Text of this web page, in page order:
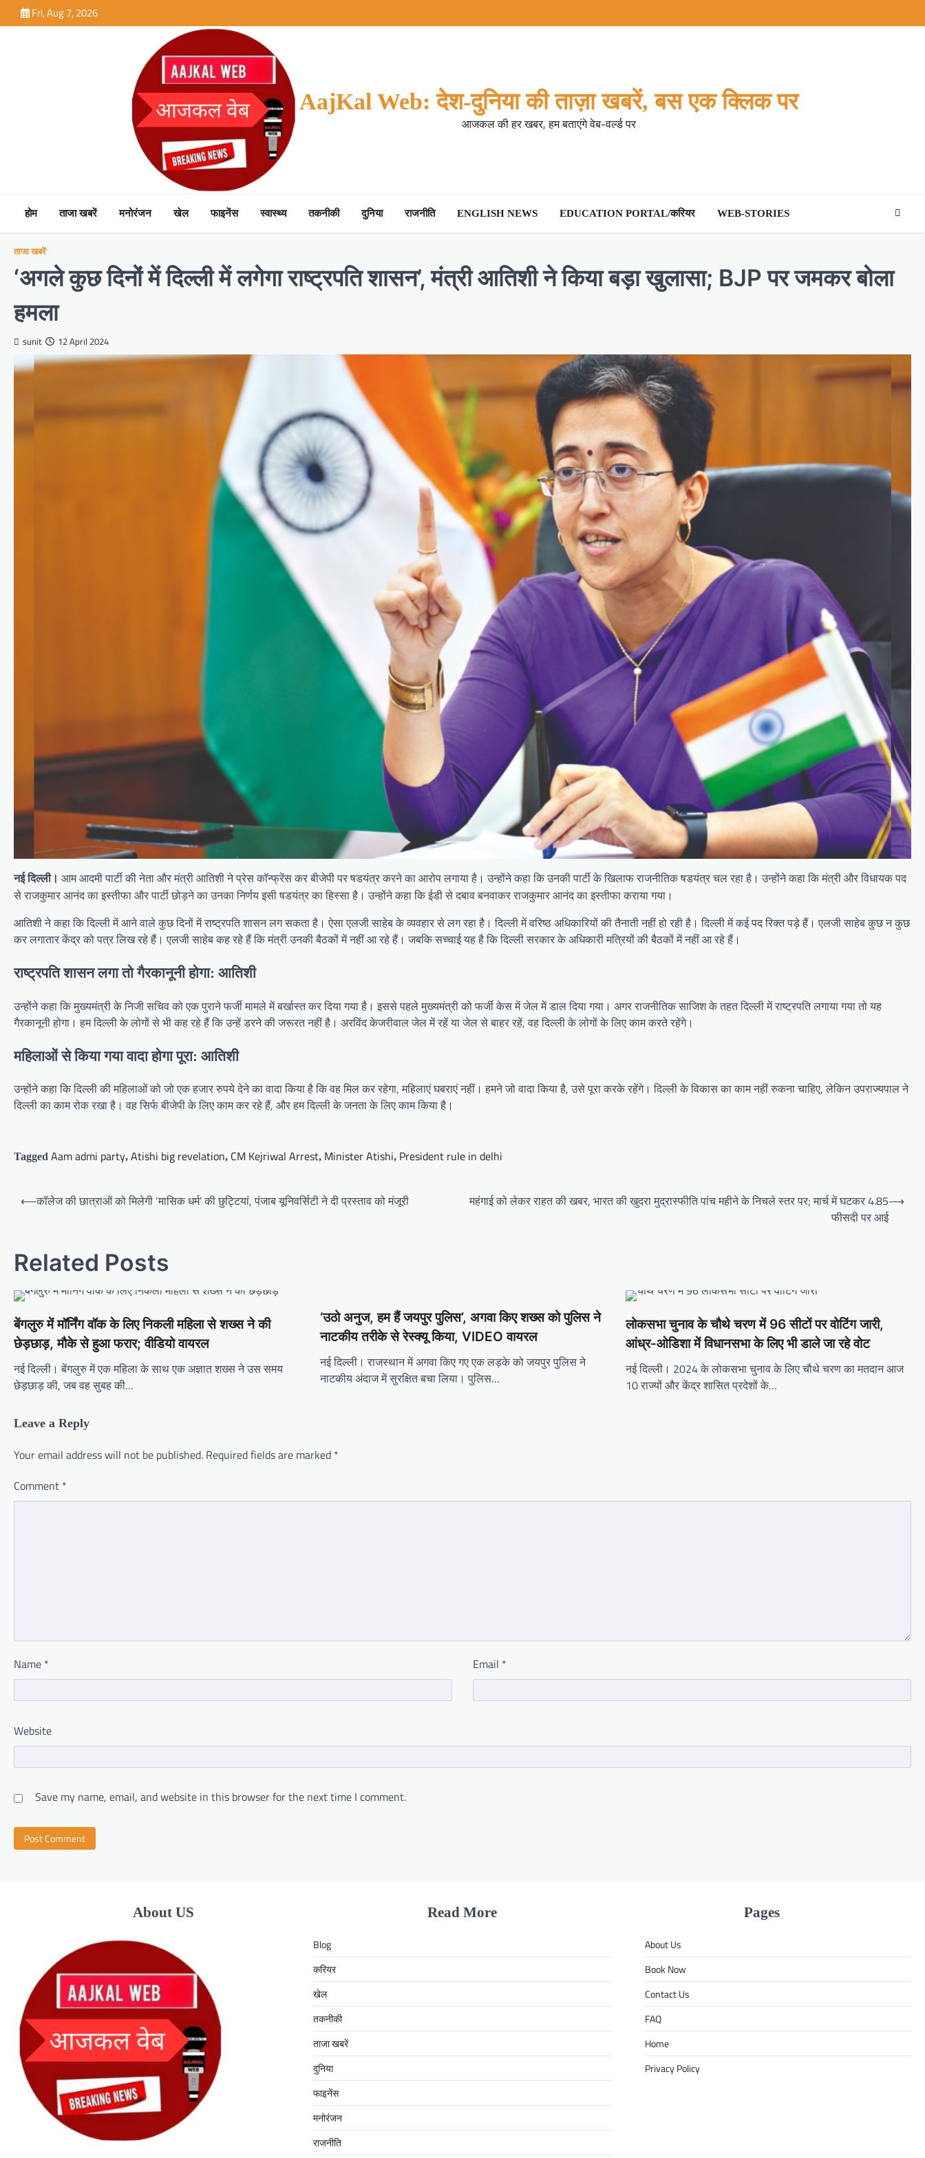
to
Fri, Aug 7, 2026
AajKal Web: देश-दुनिया की ताज़ा खबरें, बस एक क्लिक पर
आजकल की हर खबर, हम बताएंगे वेब-वर्ल्ड पर
होम ताजा खबरें मनोरंजन खेल फाइनेंस स्वास्थ्य तकनीकी दुनिया राजनीति ENGLISH NEWS EDUCATION PORTAL/करियर WEB-STORIES
ताजा खबरें
‘अगले कुछ दिनों में दिल्ली में लगेगा राष्ट्रपति शासन’, मंत्री आतिशी ने किया बड़ा खुलासा; BJP पर जमकर बोला
हमला
sunit 12 April 2024
नई दिल्ली। आम आदमी पार्टी की नेता और मंत्री आतिशी ने प्रेस कॉन्फ्रेंस कर बीजेपी पर षडयंत्र करने का आरोप लगाया है। उन्होंने कहा कि उनकी पार्टी के खिलाफ राजनीतिक षडयंत्र चल रहा है। उन्होंने कहा कि मंत्री और विधायक पद
से राजकुमार आनंद का इस्तीफा और पार्टी छोड़ने का उनका निर्णय इसी षडयंत्र का हिस्सा है। उन्होंने कहा कि ईडी से दबाव बनवाकर राजकुमार आनंद का इस्तीफा कराया गया।
आतिशी ने कहा कि दिल्ली में आने वाले कुछ दिनों में राष्ट्रपति शासन लग सकता है। ऐसा एलजी साहेब के व्यवहार से लग रहा है। दिल्ली में वरिष्ठ अधिकारियों की तैनाती नहीं हो रही है। दिल्ली में कई पद रिक्त पड़े हैं। एलजी साहेब कुछ न कुछ
कर लगातार केंद्र को पत्र लिख रहे हैं। एलजी साहेब कह रहे हैं कि मंत्री उनकी बैठकों में नहीं आ रहे हैं। जबकि सच्चाई यह है कि दिल्ली सरकार के अधिकारी मत्रियों की बैठकों में नहीं आ रहे हैं।
राष्ट्रपति शासन लगा तो गैरकानूनी होगा: आतिशी
उन्होंने कहा कि मुख्यमंत्री के निजी सचिव को एक पुराने फर्जी मामले में बर्खास्त कर दिया गया है। इससे पहले मुख्यमंत्री को फर्जी केस में जेल में डाल दिया गया। अगर राजनीतिक साजिश के तहत दिल्ली में राष्ट्रपति लगाया गया तो यह
गैरकानूनी होगा। हम दिल्ली के लोगों से भी कह रहे हैं कि उन्हें डरने की जरूरत नहीं है। अरविंद केजरीवाल जेल में रहें या जेल से बाहर रहें, वह दिल्ली के लोगों के लिए काम करते रहेंगे।
महिलाओं से किया गया वादा होगा पूरा: आतिशी
उन्होंने कहा कि दिल्ली की महिलाओं को जो एक हजार रुपये देने का वादा किया है कि वह मिल कर रहेगा, महिलाएं घबराएं नहीं। हमने जो वादा किया है, उसे पूरा करके रहेंगे। दिल्ली के विकास का काम नहीं रुकना चाहिए, लेकिन उपराज्यपाल ने
दिल्ली का काम रोक रखा है। वह सिर्फ बीजेपी के लिए काम कर रहे हैं, और हम दिल्ली के जनता के लिए काम किया है।
Tagged Aam admi party, Atishi big revelation, CM Kejriwal Arrest, Minister Atishi, President rule in delhi
Post
⟵कॉलेज की छात्राओं को मिलेगी ‘मासिक धर्म’ की छुट्टियां, पंजाब यूनिवर्सिटी ने दी प्रस्ताव को मंजूरी
महंगाई को लेकर राहत की खबर, भारत की खुदरा मुद्रास्फीति पांच महीने के निचले स्तर पर; मार्च में घटकर 4.85
फीसदी पर आई
⟶
Related Posts
बेंगलुरु में मॉर्निंग वॉक के लिए निकली महिला से शख्स ने की
छेड़छाड़, मौके से हुआ फरार; वीडियो वायरल
नई दिल्ली। बेंगलुरु में एक महिला के साथ एक अज्ञात शख्स ने उस समय
छेड़छाड़ की, जब वह सुबह की…
‘उठो अनुज, हम हैं जयपुर पुलिस’, अगवा किए शख्स को पुलिस ने
नाटकीय तरीके से रेस्क्यू किया, VIDEO वायरल
नई दिल्ली। राजस्थान में अगवा किए गए एक लड़के को जयपुर पुलिस ने
नाटकीय अंदाज में सुरक्षित बचा लिया। पुलिस…
लोकसभा चुनाव के चौथे चरण में 96 सीटों पर वोटिंग जारी,
आंध्र-ओडिशा में विधानसभा के लिए भी डाले जा रहे वोट
नई दिल्ली। 2024 के लोकसभा चुनाव के लिए चौथे चरण का मतदान आज
10 राज्यों और केंद्र शासित प्रदेशों के…
Leave a Reply
Your email address will not be published. Required fields are marked *
Comment *
Name * Email *
Website
Save my name, email, and website in this browser for the next time I comment.
About US Read More
Blog
करियर
खेल
तकनीकी
ताजा खबरें
दुनिया
फाइनेंस
मनोरंजन
राजनीति
Pages
About Us
Book Now
Contact Us
FAQ
Home
Privacy Policy